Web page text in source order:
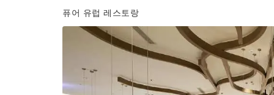
퓨어 유럽 레스토랑